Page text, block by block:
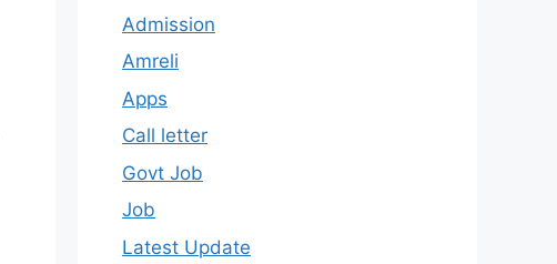
Admission
Amreli
Apps
Call letter
Govt Job
Job
Latest Update